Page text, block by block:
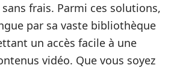
frais. Parmi ces solutions,
par sa vaste bibliothèque
un accès facile à une
vidéo. Que vous soyez